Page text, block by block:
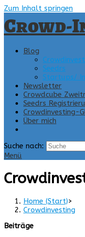
Zum Inhalt springen
Crowd-
Blog
Seedrs
Startups/
Newsletter
Crowdcube
Seedrs
Crowdinvesting-
Über mich
Suche nach:
Menü
Home (Start)>
Crowdinvesting
Beiträge